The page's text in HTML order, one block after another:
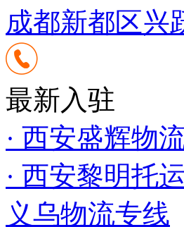
成都新都区兴
最新入驻
· 西安盛辉物
· 西安黎明托
义乌物流专线